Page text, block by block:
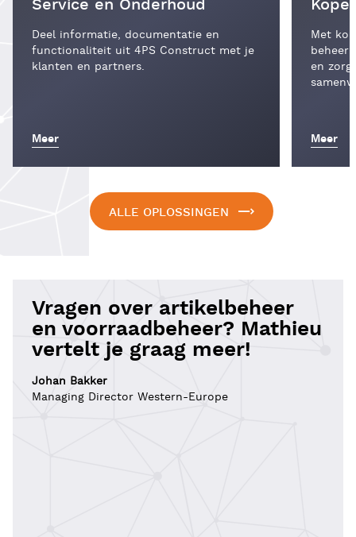
Service en Onderhoud
Deel informatie, documentatie en
functionaliteit uit 4PS Construct met je
klanten en partners.
Meer
Met
beheer
en
Meer
ALLE OPLOSSINGEN
Vragen over artikelbeheer
en voorraadbeheer? Mathieu
vertelt je graag meer!
Johan Bakker
Managing Director Western-Europe